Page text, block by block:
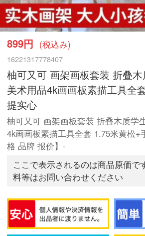
899円 (税込み)
16221317778407
柚可又可 画架画板套装 折叠
美术用品4k画画板素描工具全
提实心
柚可又可 画架画板套装 折叠木质学
4k画画板素描工具全套 1.75米黄松+
格 品牌 报价】-
ここで表示されるのは商品原価で
料等はお問い合わせください